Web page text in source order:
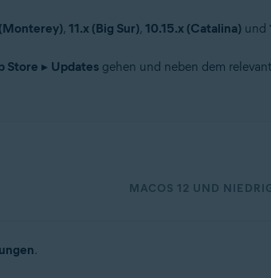
, 11.x (Big Sur), 10.15.x (Catalina)und
Store ▸ Updatesgehen und neben dem
MACOS 12 UND
.